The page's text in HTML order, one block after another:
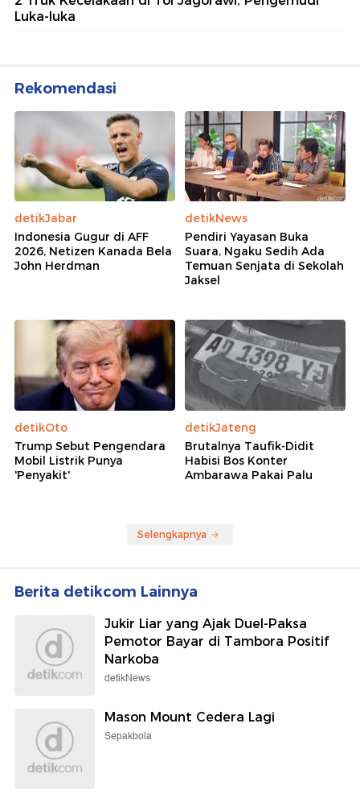
Luka-luka
Rekomendasi
detikJabar
Indonesia Gugur di AFF
2026, Netizen Kanada Bela
John Herdman
detikNews
Pendiri Yayasan Buka
Suara, Ngaku Sedih Ada
Temuan Senjata di Sekolah
Jaksel
detikOto
Trump Sebut Pengendara
Mobil Listrik Punya
'Penyakit'
detikJateng
Brutalnya Taufik-Didit
Habisi Bos Konter
Ambarawa Pakai Palu
Selengkapnya
Berita detikcom Lainnya
Jukir Liar yang Ajak Duel-Paksa
Pemotor Bayar di Tambora Positif
Narkoba
detikNews
Mason Mount Cedera Lagi
Sepakbola